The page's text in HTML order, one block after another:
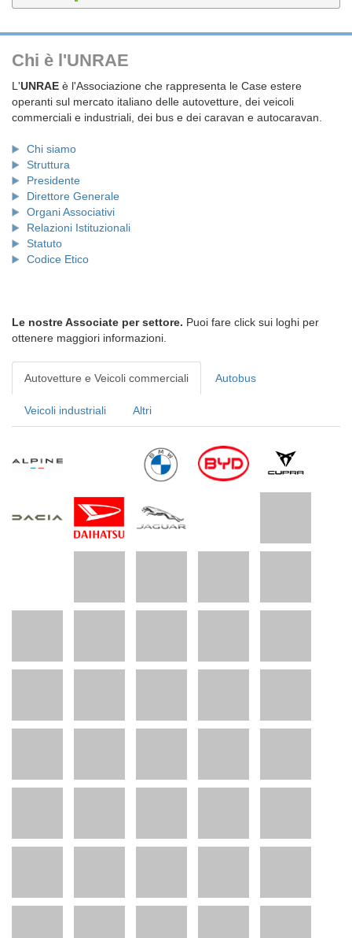
Chi è l'UNRAE
L'UNRAE è l'Associazione che rappresenta le Case estere
operanti sul mercato italiano delle autovetture, dei veicoli
commerciali e industriali, dei bus e dei caravan e autocaravan.
Chi siamo
Struttura
Presidente
Direttore Generale
Organi Associativi
Relazioni Istituzionali
Statuto
Codice Etico
Le nostre Associate per settore. Puoi fare click sui loghi per
ottenere maggiori informazioni.
Autovetture e Veicoli commerciali Autobus
Veicoli industriali Altri